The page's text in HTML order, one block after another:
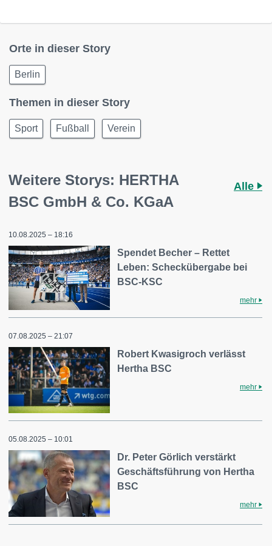
Orte in dieser Story
Berlin
Themen in dieser Story
Sport Fußball Verein
Weitere Storys: HERTHA
BSC GmbH & Co. KGaA
Alle
10.08.2025 – 18:16
Spendet Becher – Rettet
Leben: Scheckübergabe bei
BSC-KSC
mehr
07.08.2025 – 21:07
Robert Kwasigroch verlässt
Hertha BSC
mehr
05.08.2025 – 10:01
Dr. Peter Görlich verstärkt
Geschäftsführung von Hertha
BSC
mehr